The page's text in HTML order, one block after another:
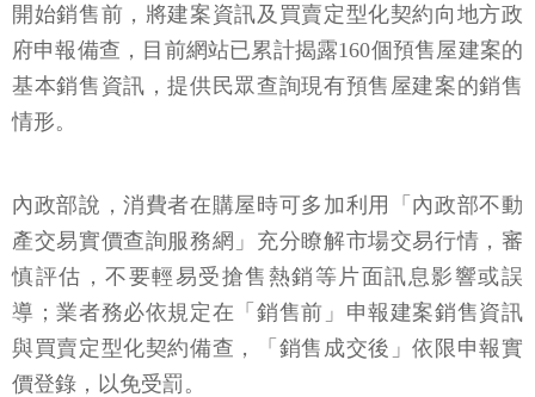
開始銷售前，將建案資訊及買賣定型化契約向地方政
府申報備查，目前網站已累計揭露160個預售屋建案的
基本銷售資訊，提供民眾查詢現有預售屋建案的銷售
情形。
內政部說，消費者在購屋時可多加利用「內政部不動
產交易實價查詢服務網」充分瞭解市場交易行情，審
慎評估，不要輕易受搶售熱銷等片面訊息影響或誤
導；業者務必依規定在「銷售前」申報建案銷售資訊
與買賣定型化契約備查，「銷售成交後」依限申報實
價登錄，以免受罰。